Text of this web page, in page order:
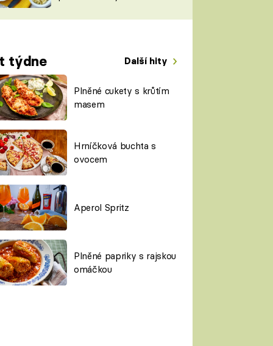
týdne Další hity
Plněné cukety s krůtím
masem
Hrníčková buchta s
ovocem
Aperol Spritz
Plněné papriky s rajskou
omáčkou